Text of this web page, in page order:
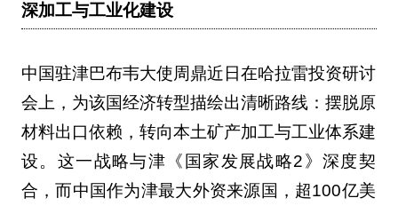
深加工与工业化建设
中国驻津巴布韦大使周鼎近日在哈拉雷投资研讨
会上，为该国经济转型描绘出清晰路线：摆脱原
材料出口依赖，转向本土矿产加工与工业体系建
设。这一战略与津《国家发展战略2》深度契
合，而中国作为津最大外资来源国，超100亿美